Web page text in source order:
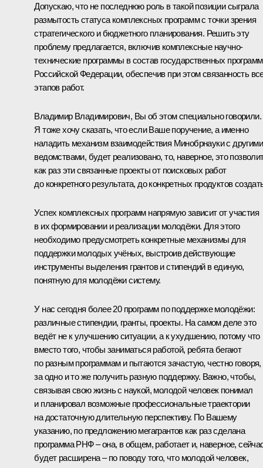
Допускаю, что не последнюю роль в такой позиции сыграла
размытость статуса комплексных программ с точки зрения
стратегического и бюджетного планирования. Решить эту
проблему предлагается, включив комплексные научно-
технические программы в состав государственных программ
Российской Федерации, обеспечив при этом связанность
этапов работ.
Владимир Владимирович, Вы об этом специально говорили.
Я тоже хочу сказать, что если Ваше поручение, а именно
наладить механизм взаимодействия Минобрнауки с другими
ведомствами, будет реализовано, то, наверное, это
как раз эти связанные проекты от поисковых работ
до конкретного результата, до конкретных продуктов
Успех комплексных программ напрямую зависит от участия
в их формировании и реализации молодёжи. Для этого
необходимо предусмотреть конкретные механизмы для
поддержки молодых учёных, выстроив действующие
инструменты выделения грантов и стипендий в единую,
понятную для молодёжи систему.
У нас сегодня более 20 программ по поддержке молодёжи:
различные стипендии, гранты, проекты. На самом деле это
ведёт не к улучшению ситуации, а к ухудшению, потому что
вместо того, чтобы заниматься работой, ребята бегают
по разным программам и пытаются зачастую, честно говоря,
за одно и то же получить разную поддержку. Важно, чтобы,
связывая свою жизнь с наукой, молодой человек понимал
и планировал возможные профессиональные траектории
на достаточную длительную перспективу. По Вашему
указанию, по предложению мегагрантов как раз сделана
программа РНФ – она, в общем, работает и, наверное,
будет расширена – по поводу того, что молодой человек,